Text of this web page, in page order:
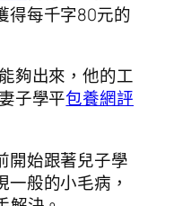
得每千字80元的
夠出來，他的工
子學平包養網評
開始跟著兒子學
般的小毛病，